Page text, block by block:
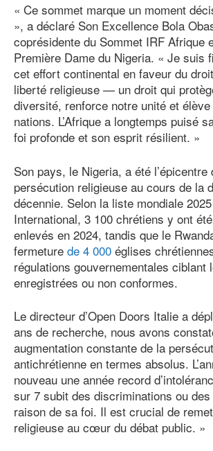
« Ce sommet marque un moment
», a déclaré Son Excellence Bola
coprésidente du Sommet IRF Afrique
Première Dame du Nigeria. « Je suis
cet effort continental en faveur du
liberté religieuse — un droit qui
diversité, renforce notre unité et élève
nations. L’Afrique a longtemps puisé
foi profonde et son esprit résilient. »
Son pays, le Nigeria, a été l’épicentre
persécution religieuse au cours de la
décennie. Selon la liste mondiale
International, 3 100 chrétiens y ont
enlevés en 2024, tandis que le
fermeture de 4 000 églises
régulations gouvernementales ciblant
enregistrées ou non conformes.
Le directeur d’Open Doors Italie a
ans de recherche, nous avons
augmentation constante de la
antichrétienne en termes absolus.
nouveau une année record
sur 7 subit des discriminations ou
raison de sa foi. Il est crucial de
religieuse au cœur du débat public. »